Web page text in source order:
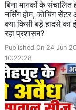
बिना मानकों के
नर्सिंग होम, कोचिंग
क्या किसी बड़े हादसे का
रहा प्रशासन?
Published On 24 Jun
10:22:28